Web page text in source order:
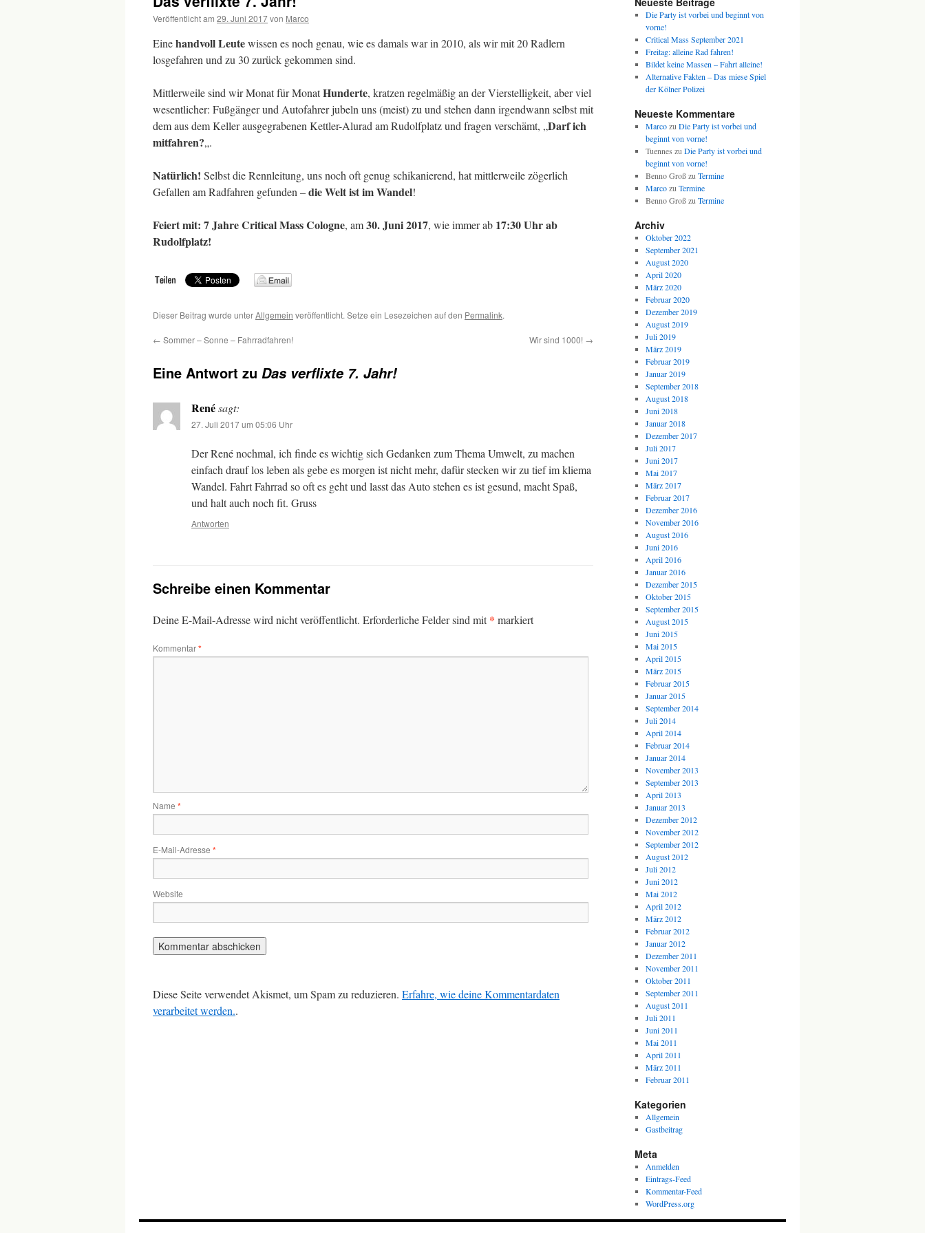
Veröffentlicht am 29. Juni 2017von Marco
Einehandvoll Leutewissen es noch genau, wie es damals war in 2010, als wir mit 20 Radlern
losgefahren und zu 30 zurück gekommen sind.
Mittlerweile sind wir Monat für MonatHunderte, kratzen regelmäßig an der Vierstelligkeit, aber viel
wesentlicher: Fußgänger und Autofahrer jubeln uns (meist) zu und stehen dann irgendwann selbst mit
dem aus dem Keller ausgegrabenen Kettler-Alurad am Rudolfplatz und fragen verschämt, „Darf ich
mitfahren?„.
Natürlich! Selbst die Rennleitung, uns noch oft genug schikanierend, hat mittlerweile zögerlich
Gefallen am Radfahren gefunden –die Welt ist im Wandel!
Feiert mit: 7 Jahre Critical Mass Cologne, am30. Juni 2017, wie immer ab 17:30 Uhr ab
Rudolfplatz!
Dieser Beitrag wurde unterAllgemein veröffentlicht. Setze ein Lesezeichen auf den Permalink.
← Sommer – Sonne – Fahrradfahren! Wir sind 1000! →
Eine Antwort zu Das verflixte 7. Jahr!
Renésagt:
27. Juli 2017 um 05:06 Uhr
Der René nochmal, ich finde es wichtig sich Gedanken zum Thema Umwelt, zu machen
einfach drauf los leben als gebe es morgen ist nicht mehr, dafür stecken wir zu tief im kliema
Wandel. Fahrt Fahrrad so oft es geht und lasst das Auto stehen es ist gesund, macht Spaß,
und halt auch noch fit. Gruss
Antworten
Schreibe einen Kommentar
Deine E-Mail-Adresse wird nicht veröffentlicht. Erforderliche Felder sind mit* markiert
Kommentar*
Name *
E-Mail-Adresse *
Website
Diese Seite verwendet Akismet, um Spam zu reduzieren. Erfahre, wie deine Kommentardaten
verarbeitet werden..
Die Party ist vorbei und beginnt von
vorne!
Critical Mass September 2021
Freitag: alleine Rad fahren!
Bildet keine Massen – Fahrt alleine!
Alternative Fakten – Das miese Spiel
der Kölner Polizei
Neueste Kommentare
Marcozu Die Party ist vorbei und
beginnt von vorne!
Tuennes zu Die Party ist vorbei und
beginnt von vorne!
Benno Großzu Termine
Marcozu Termine
Benno Großzu Termine
Archiv
Oktober 2022
September 2021
August 2020
April 2020
März 2020
Februar 2020
Dezember 2019
August 2019
Juli 2019
März 2019
Februar 2019
Januar 2019
September 2018
August 2018
Juni 2018
Januar 2018
Dezember 2017
Juli 2017
Juni 2017
Mai 2017
März 2017
Februar 2017
Dezember 2016
November 2016
August 2016
Juni 2016
April 2016
Januar 2016
Dezember 2015
Oktober 2015
September 2015
August 2015
Juni 2015
Mai 2015
April 2015
März 2015
Februar 2015
Januar 2015
September 2014
Juli 2014
April 2014
Februar 2014
Januar 2014
November 2013
September 2013
April 2013
Januar 2013
Dezember 2012
November 2012
September 2012
August 2012
Juli 2012
Juni 2012
Mai 2012
April 2012
März 2012
Februar 2012
Januar 2012
Dezember 2011
November 2011
Oktober 2011
September 2011
August 2011
Juli 2011
Juni 2011
Mai 2011
April 2011
März 2011
Februar 2011
Kategorien
Allgemein
Gastbeitrag
Meta
Anmelden
Eintrags-Feed
Kommentar-Feed
WordPress.org